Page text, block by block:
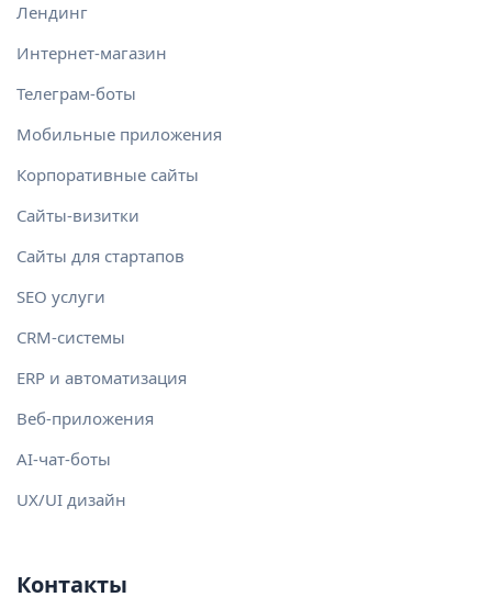
Лендинг
Интернет-магазин
Телеграм-боты
Мобильные приложения
Корпоративные сайты
Сайты-визитки
Сайты для стартапов
SEO услуги
CRM-системы
ERP и автоматизация
Веб-приложения
AI-чат-боты
UX/UI дизайн
Контакты